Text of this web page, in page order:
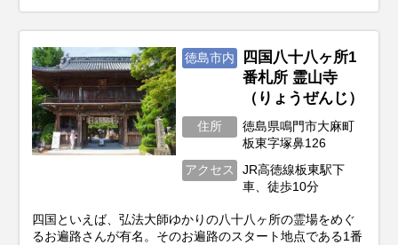
徳島市内
四国八十八ヶ所1
番札所 霊山寺
（りょうぜんじ）
住所
徳島県鳴門市大麻町
板東字塚鼻126
アクセス
JR高徳線板東駅下
車、徒歩10分
四国といえば、弘法大師ゆかりの八十八ヶ所の霊場をめぐ
るお遍路さんが有名。そのお遍路のスタート地点である1番